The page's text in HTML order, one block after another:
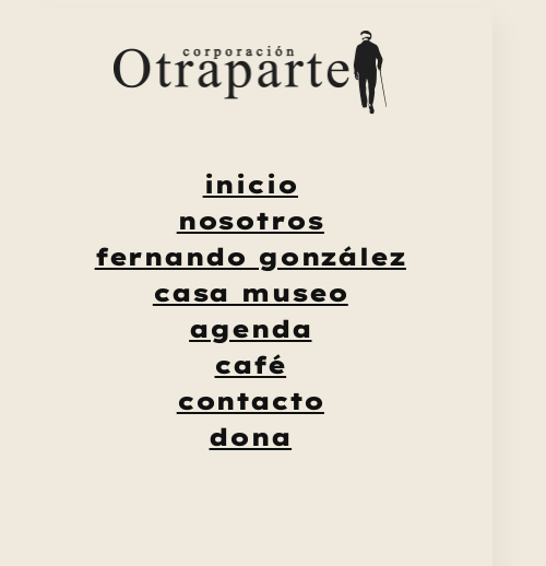
inicio
nosotros
fernando gonzález
casa museo
agenda
café
contacto
dona